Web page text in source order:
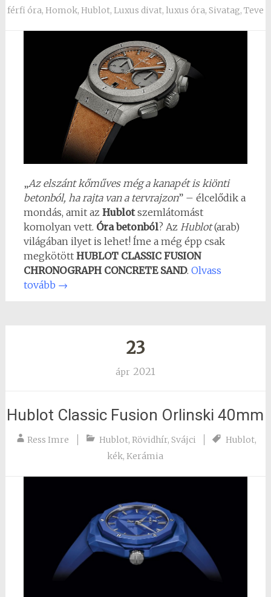
férfi óra, Homok, Hublot, Luxus divat, luxus óra, Sivatag, Teve
„Az elszánt kőműves még a kanapét is kiönti
betonból, ha rajta van a tervrajzon” – élcelődik a
mondás, amit az Hublotszemlátomást
komolyan vett. Óra betonból? Az Hublot(arab)
világában ilyet is lehet! Íme a még épp csak
megkötött HUBLOT CLASSIC FUSION
CHRONOGRAPH CONCRETE SAND. Olvass
tovább →
23
ápr 2021
Hublot Classic Fusion Orlinski 40mm
Ress Imre Hublot,Rövidhír,Svájci Hublot,
kék,Kerámia